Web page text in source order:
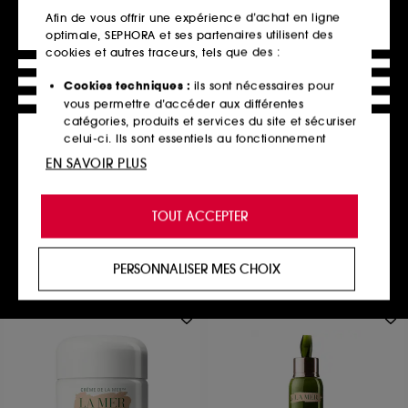
LA MER
Sérum Hydratant
Revitalisant
Soin Visage
42
1.003,33€ /100ml
Ajouter au panier
Afin de vous offrir une expérience d’achat en ligne
optimale, SEPHORA et ses partenaires utilisent des
cookies et autres traceurs, tels que des :
Cookies techniques : ils sont nécessaires pour
vous permettre d’accéder aux différentes
catégories, produits et services du site et sécuriser
celui-ci. Ils sont essentiels au fonctionnement
technique du site et ne peuvent être désactivés.
de vous offrir une expérience enrichie et
personnalisée en vous recommandant des
produits, des services et des contenus qui
proposer des offres promotionnelles adaptées à
votre profil.
Cookies réseaux sociaux et publicité :
utilisés pour vous présenter du contenu susceptible
de vous plaire via des publicités, y compris sur des
sites tiers et sur les réseaux sociaux, sur la base
des pages que vous avez consultées, de votre
TOUT ACCEPTER
PERSONNALISER MES CHOIX
EN SAVOIR PLUS